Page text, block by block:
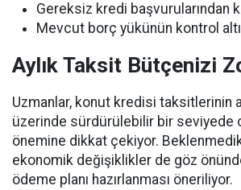
Gereksiz kredi başvurularından
Mevcut borç yükünün kontrol
Aylık Taksit Bütçenizi
Uzmanlar, konut kredisi taksitlerinin
üzerinde sürdürülebilir bir seviyede
önemine dikkat çekiyor.
ekonomik değişiklikler de göz
ödeme planı hazırlanması öneriliyor.